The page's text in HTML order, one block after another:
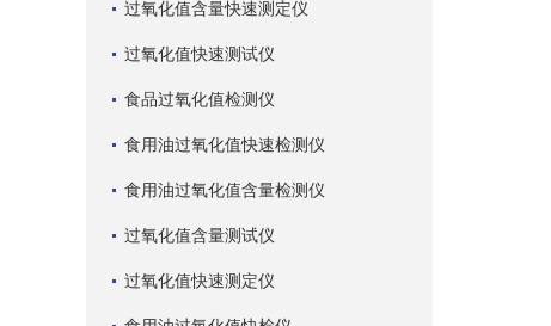
过氧化值含量快速测定仪
过氧化值快速测试仪
食品过氧化值检测仪
食用油过氧化值快速检测仪
食用油过氧化值含量检测仪
过氧化值含量测试仪
过氧化值快速测定仪